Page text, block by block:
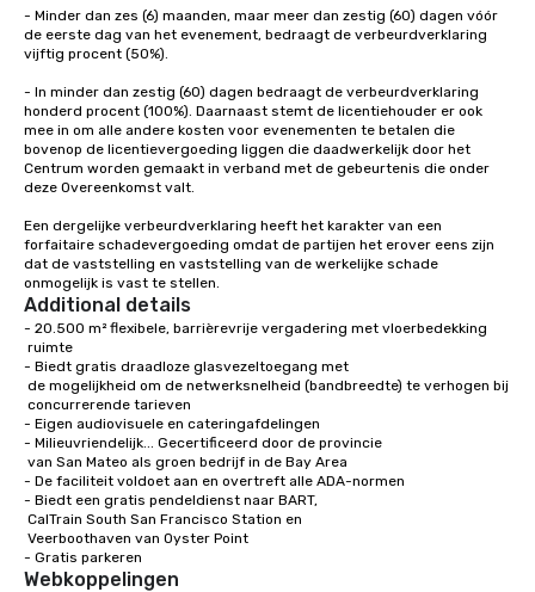
- Minder dan zes (6) maanden, maar meer dan zestig (60) dagen vóór
de eerste dag van het evenement, bedraagt de verbeurdverklaring
vijftig procent (50%).
- In minder dan zestig (60) dagen bedraagt de verbeurdverklaring
honderd procent (100%). Daarnaast stemt de licentiehouder er ook
mee in om alle andere kosten voor evenementen te betalen die
bovenop de licentievergoeding liggen die daadwerkelijk door het
Centrum worden gemaakt in verband met de gebeurtenis die onder
deze Overeenkomst valt.
Een dergelijke verbeurdverklaring heeft het karakter van een
forfaitaire schadevergoeding omdat de partijen het erover eens zijn
dat de vaststelling en vaststelling van de werkelijke schade
onmogelijk is vast te stellen.
Additional details
- 20.500 m² flexibele, barrièrevrije vergadering met vloerbedekking
- Biedt gratis draadloze glasvezeltoegang met
- Eigen audiovisuele en cateringafdelingen
- Milieuvriendelijk... Gecertificeerd door de provincie
- De faciliteit voldoet aan en overtreft alle ADA-normen
- Biedt een gratis pendeldienst naar BART,
- Gratis parkeren
Webkoppelingen